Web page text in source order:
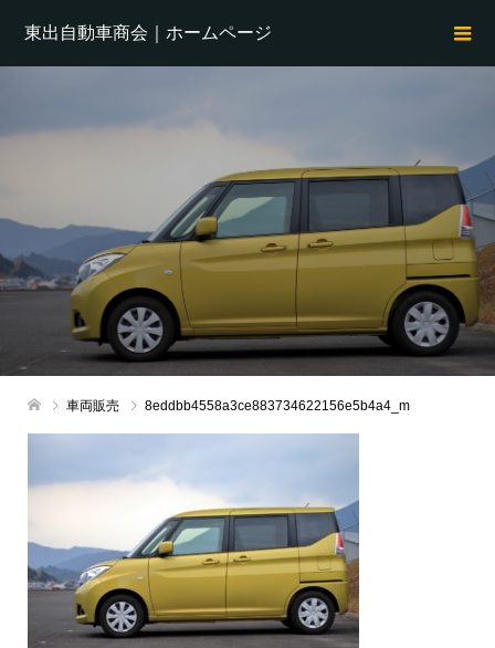
東出自動車商会｜ホームページ
車両販売 8eddbb4558a3ce883734622156e5b4a4_m